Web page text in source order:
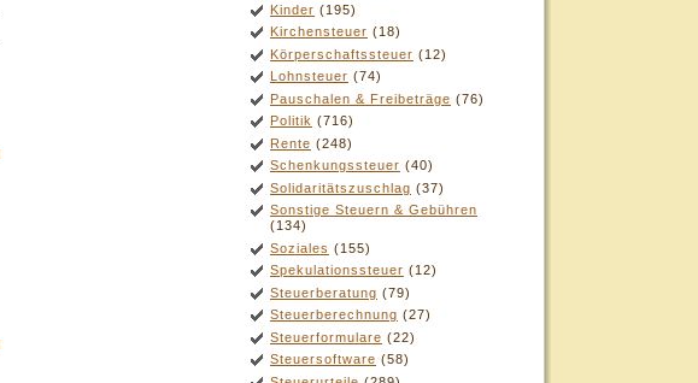
Kinder (195)
Kirchensteuer (18)
Körperschaftssteuer (12)
Lohnsteuer (74)
Pauschalen & Freibeträge (76)
Politik (716)
Rente (248)
Schenkungssteuer (40)
Solidaritätszuschlag (37)
Sonstige Steuern & Gebühren
(134)
Soziales (155)
Spekulationssteuer (12)
Steuerberatung (79)
Steuerberechnung (27)
Steuerformulare (22)
Steuersoftware (58)